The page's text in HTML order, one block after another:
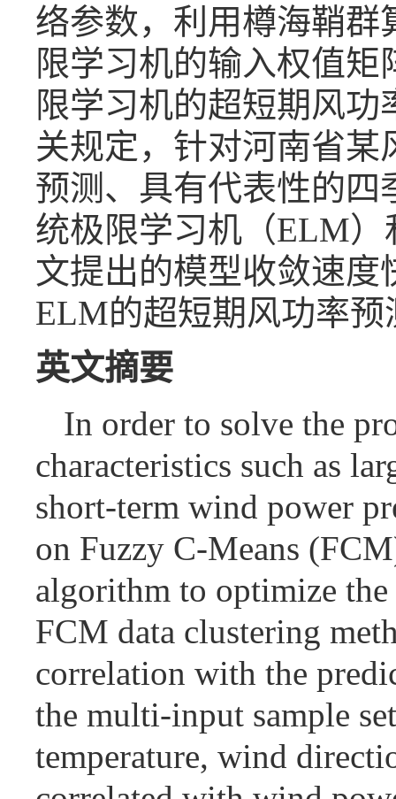
络参数，利用樽海鞘
限学习机的输入权值
限学习机的超短期风
关规定，针对河南省
预测、具有代表性的
统极限学习机（ELM
文提出的模型收敛速度
ELM的超短期风功率
英文摘要
In order to solve the
characteristics such as
short-term wind power
on Fuzzy C-Means
algorithm to optimize
FCM data clustering
correlation with the
the multi-input sample
temperature, wind